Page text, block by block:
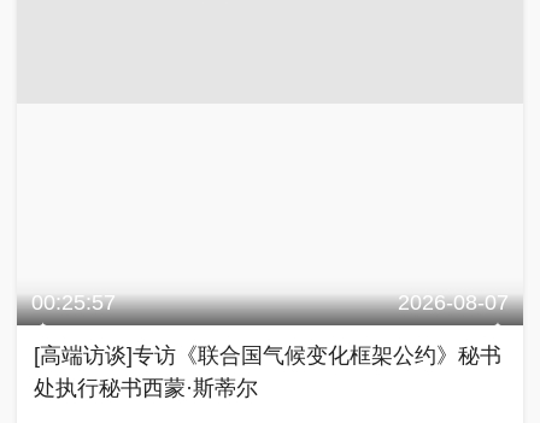
00:25:57 2026-08-07
[高端访谈]专访《联合国气候变化框架公约》秘书
处执行秘书西蒙·斯蒂尔